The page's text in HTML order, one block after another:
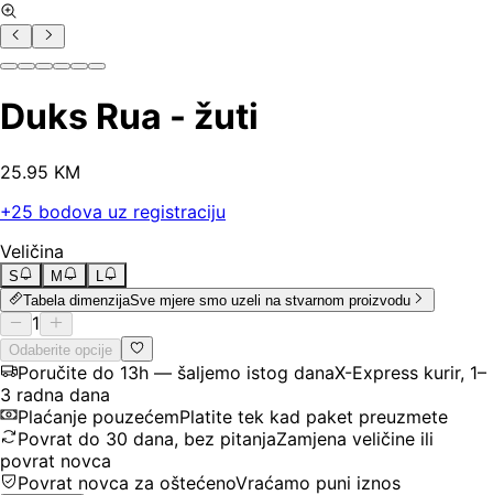
Duks Rua - žuti
25.95 KM
+25 bodova uz registraciju
Veličina
S M
L
Tabela dimenzijaSve mjere smo uzeli na stvarnom proizvodu
1
Odaberite opcije
Poručite do 13h — šaljemo istog danaX-Express kurir, 1–
3 radna dana
Plaćanje pouzećemPlatite tek kad paket preuzmete
Povrat do 30 dana, bez pitanjaZamjena veličine ili
povrat novca
Povrat novca za oštećenoVraćamo puni iznos